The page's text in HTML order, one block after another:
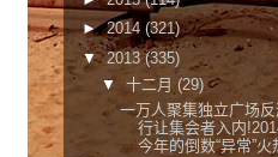
►2014 (321)
▼2013(335)
▼ 十二月 (29)
一万人聚集独立广场
行让集会者入内
今年的倒数“异常”